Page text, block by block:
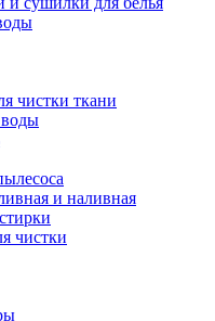
чистки ткани
и наливная
чистки